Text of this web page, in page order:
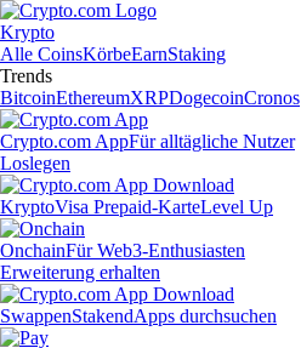
Krypto
Alle CoinsKörbeEarnStaking
Trends
BitcoinEthereumXRPDogecoinCronos
Crypto.com AppFür alltägliche Nutzer
Loslegen
KryptoVisa Prepaid-KarteLevel Up
OnchainFür Web3-Enthusiasten
Erweiterung erhalten
SwappenStakendApps durchsuchen